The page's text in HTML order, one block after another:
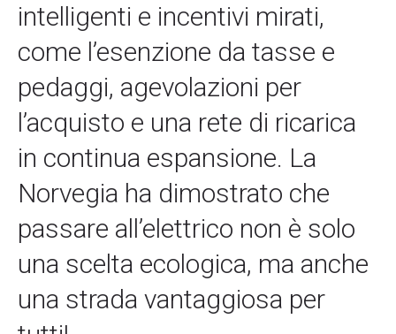
intelligenti e incentivi mirati,
come l’esenzione da tasse e
pedaggi, agevolazioni per
l’acquisto e una rete di ricarica
in continua espansione. La
Norvegia ha dimostrato che
passare all’elettrico non è solo
una scelta ecologica, ma anche
una strada vantaggiosa per